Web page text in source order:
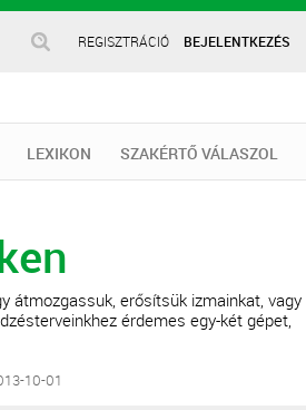
REGISZTRÁCIÓ BEJELENTKEZÉS
LEXIKON SZAKÉRTŐ VÁLASZOL
átmozgassuk, erősítsük izmainkat, vagy
érdemes egy-két gépet,
10-01